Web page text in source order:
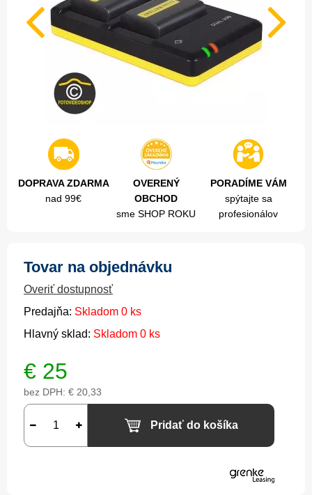
DOPRAVA ZDARMA
nad 99€
OVERENÝ
OBCHOD
sme SHOP ROKU
PORADÍME VÁM
spýtajte sa
profesionálov
Tovar na objednávku
Overiť dostupnosť
Predajňa: Skladom 0 ks
Hlavný sklad: Skladom 0 ks
€ 25
bez DPH: € 20,33
Pridať do košíka